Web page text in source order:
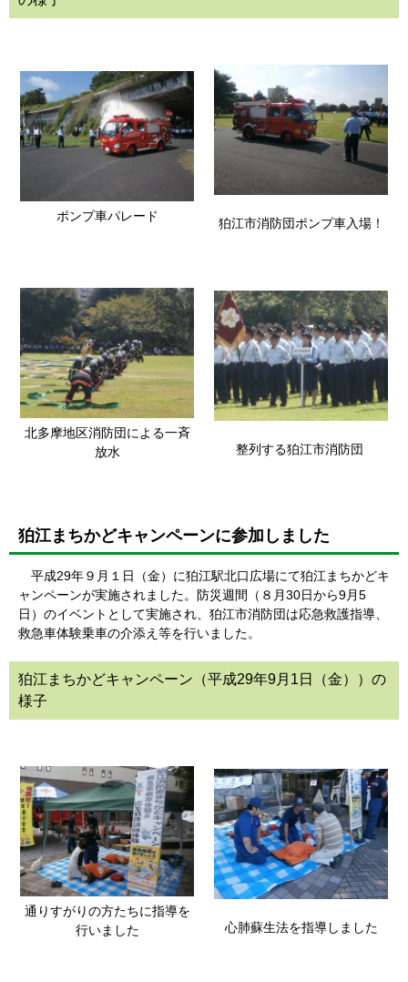
ポンプ車パレード 狛江市消防団ポンプ車入場！
北多摩地区消防団による一斉
放水
整列する狛江市消防団
狛江まちかどキャンペーンに参加しました
平成29年９月１日（金）に狛江駅北口広場にて狛江まちかどキ
ャンペーンが実施されました。防災週間（８月30日から9月5
日）のイベントとして実施され、狛江市消防団は応急救護指導、
救急車体験乗車の介添え等を行いました。
狛江まちかどキャンペーン（平成29年9月1日（金））の
様子
通りすがりの方たちに指導を
行いました
心肺蘇生法を指導しました